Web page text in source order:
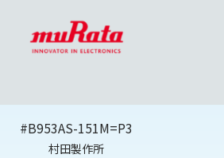
#B953AS-151M=P3
村田製作所